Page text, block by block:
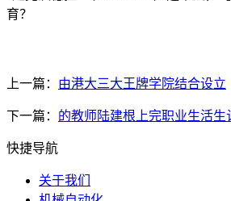
育？
上一篇： 由港大三大王牌学院结合设立
下一篇： 的教师陆建根上完职业生活生
快捷导航
关于我们